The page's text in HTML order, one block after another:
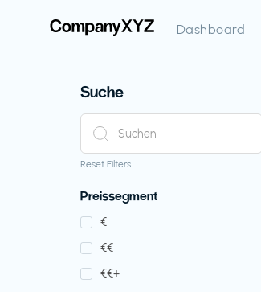
Dashboard
Suche
Reset Filters
Preissegment
€‎
€‎€‎
€‎€‎+